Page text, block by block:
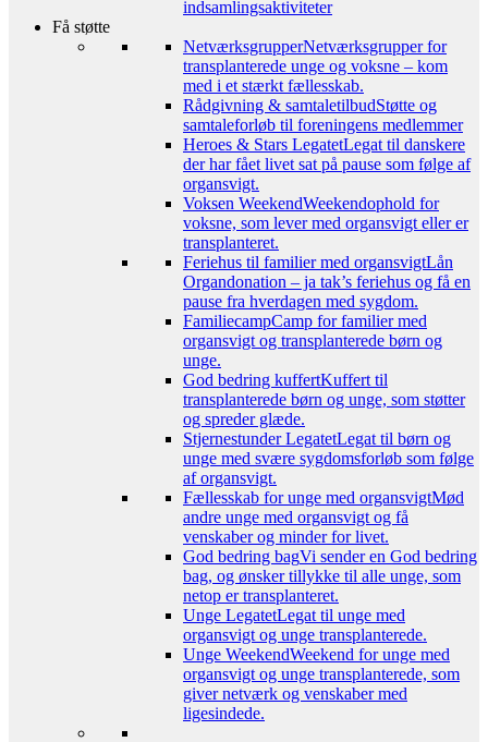
indsamlingsaktiviteter
Få støtte
NetværksgrupperNetværksgrupper for
transplanterede unge og voksne – kom
med i et stærkt fællesskab.
Rådgivning & samtaletilbudStøtte og
samtaleforløb til foreningens medlemmer
Heroes & Stars LegatetLegat til danskere
der har fået livet sat på pause som følge af
organsvigt.
Voksen WeekendWeekendophold for
voksne, som lever med organsvigt eller er
transplanteret.
Feriehus til familier med organsvigtLån
Organdonation – ja tak’s feriehus og få en
pause fra hverdagen med sygdom.
FamiliecampCamp for familier med
organsvigt og transplanterede børn og
unge.
God bedring kuffertKuffert til
transplanterede børn og unge, som støtter
og spreder glæde.
Stjernestunder LegatetLegat til børn og
unge med svære sygdomsforløb som følge
af organsvigt.
Fællesskab for unge med organsvigtMød
andre unge med organsvigt og få
venskaber og minder for livet.
God bedring bagVi sender en God bedring
bag, og ønsker tillykke til alle unge, som
netop er transplanteret.
Unge LegatetLegat til unge med
organsvigt og unge transplanterede.
Unge WeekendWeekend for unge med
organsvigt og unge transplanterede, som
giver netværk og venskaber med
ligesindede.